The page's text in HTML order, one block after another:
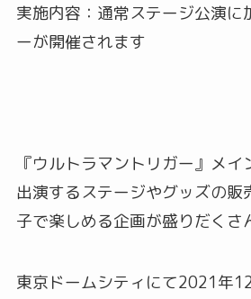
実施内容：通常ステージ公演に
ーが開催されます
『ウルトラマントリガー』メ
出演するステージやグッズの販
子で楽しめる企画が盛りだくさ
東京ドームシティにて2021年